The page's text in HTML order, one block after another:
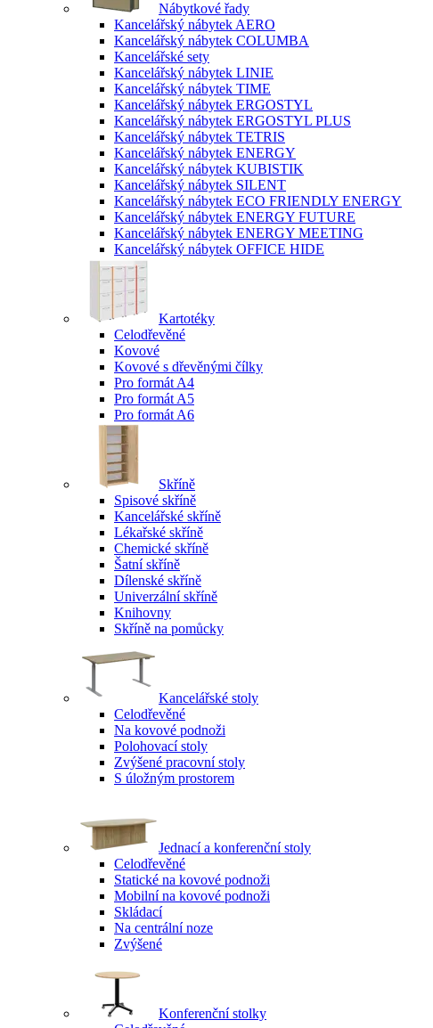
Nábytkové řady
Kancelářský nábytek AERO
Kancelářský nábytek COLUMBA
Kancelářské sety
Kancelářský nábytek LINIE
Kancelářský nábytek TIME
Kancelářský nábytek ERGOSTYL
Kancelářský nábytek ERGOSTYL PLUS
Kancelářský nábytek TETRIS
Kancelářský nábytek ENERGY
Kancelářský nábytek KUBISTIK
Kancelářský nábytek SILENT
Kancelářský nábytek ECO FRIENDLY ENERGY
Kancelářský nábytek ENERGY FUTURE
Kancelářský nábytek ENERGY MEETING
Kancelářský nábytek OFFICE HIDE
Kartotéky
Celodřevěné
Kovové
Kovové s dřevěnými čílky
Pro formát A4
Pro formát A5
Pro formát A6
Skříně
Spisové skříně
Kancelářské skříně
Lékařské skříně
Chemické skříně
Šatní skříně
Dílenské skříně
Univerzální skříně
Knihovny
Skříně na pomůcky
Kancelářské stoly
Celodřevěné
Na kovové podnoži
Polohovací stoly
Zvýšené pracovní stoly
S úložným prostorem
Jednací a konferenční stoly
Celodřevěné
Statické na kovové podnoži
Mobilní na kovové podnoži
Skládací
Na centrální noze
Zvýšené
Konferenční stolky